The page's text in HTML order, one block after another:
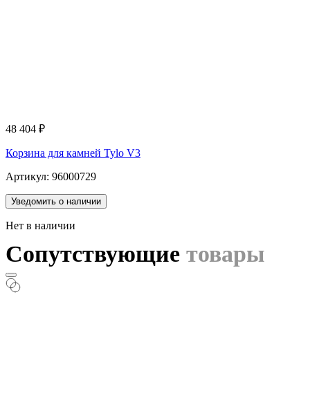
48 404 ₽
Корзина для камней Tylo V3
Артикул: 96000729
Уведомить о наличии
Нет в наличии
Сопутствующие товары